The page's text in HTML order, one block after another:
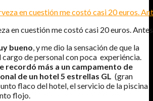
en cuestión me costó casi 20 euros.
bueno, y me dio la sensación de que la
de personal con poca experiéncia.
recordó más a un campamento de
de un hotel 5 estrellas GL (gran
flaco del hotel, el servicio de la piscina
flojo.